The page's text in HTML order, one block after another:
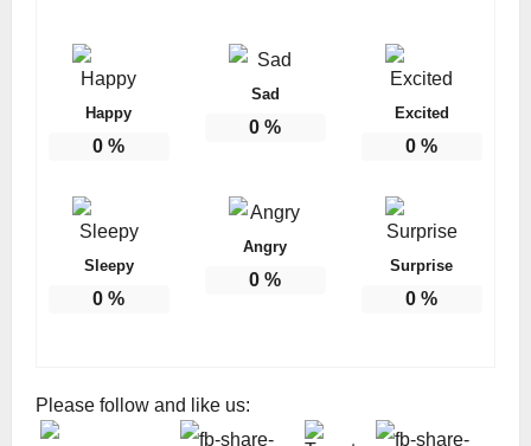
Happy
0 %
Sad
0 %
Excited
0 %
Sleepy
0 %
Angry
0 %
Surprise
0 %
Please follow and like us: